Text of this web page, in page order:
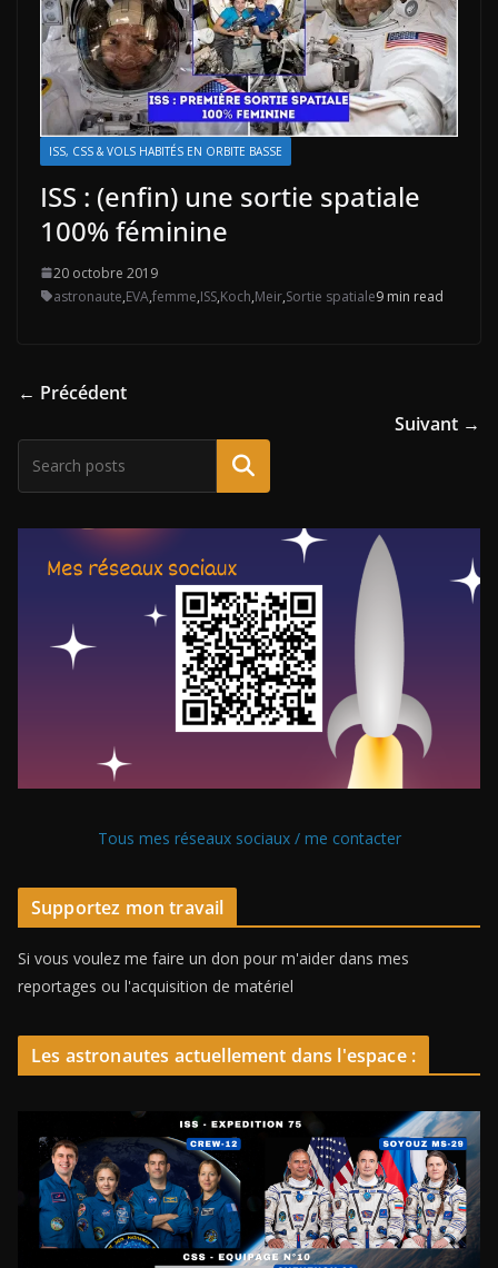
ISS, CSS & VOLS HABITÉS EN ORBITE BASSE
ISS : (enfin) une sortie spatiale
100% féminine
20 octobre 2019
astronaute,EVA,femme,ISS,Koch,Meir,Sortie spatiale9 min read
← Précédent
Suivant →
Tous mes réseaux sociaux / me contacter
Supportez mon travail
Si vous voulez me faire un don pour m'aider dans mes
reportages ou l'acquisition de matériel
Les astronautes actuellement dans l'espace :